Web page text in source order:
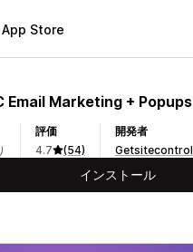
Store
Email Marketing + Popups
評価
4.7
(54)
開発者
Getsitecontrol
インストール